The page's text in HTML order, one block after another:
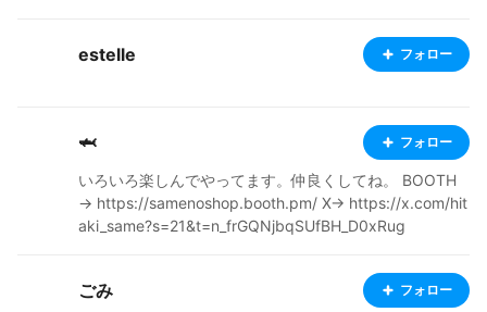
ています。お気軽にどうぞ 注）twitterはしょうもない事
しか呟いてません
estelle フォロー
🦈 フォロー
いろいろ楽しんでやってます。仲良くしてね。 BOOTH
→ https://samenoshop.booth.pm/ X→ https://x.com/hit
aki_same?s=21&t=n_frGQNjbqSUfBH_D0xRug
ごみ フォロー